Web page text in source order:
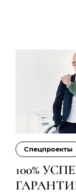
Cпецпроекты
100%